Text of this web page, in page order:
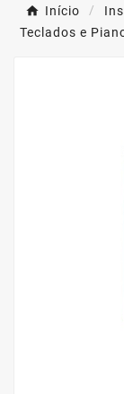
Início
Teclados e